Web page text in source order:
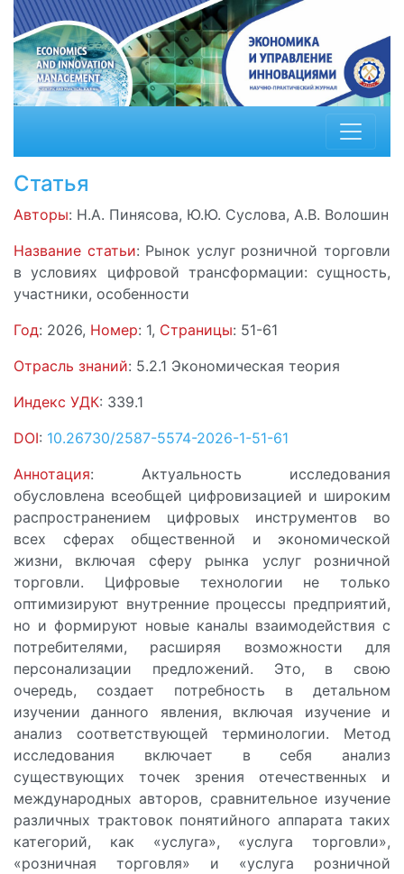
Статья
Авторы: Н.А. Пинясова, Ю.Ю. Суслова, А.В. Волошин
Название статьи: Рынок услуг розничной торговли
в условиях цифровой трансформации: сущность,
участники, особенности
Год: 2026, Номер: 1, Страницы: 51-61
Отрасль знаний: 5.2.1 Экономическая теория
Индекс УДК: 339.1
DOI: 10.26730/2587-5574-2026-1-51-61
Аннотация: Актуальность исследования
обусловлена всеобщей цифровизацией и широким
распространением цифровых инструментов во
всех сферах общественной и экономической
жизни, включая сферу рынка услуг розничной
торговли. Цифровые технологии не только
оптимизируют внутренние процессы предприятий,
но и формируют новые каналы взаимодействия с
потребителями, расширяя возможности для
персонализации предложений. Это, в свою
очередь, создает потребность в детальном
изучении данного явления, включая изучение и
анализ соответствующей терминологии. Метод
исследования включает в себя анализ
существующих точек зрения отечественных и
международных авторов, сравнительное изучение
различных трактовок понятийного аппарата таких
категорий, как «услуга», «услуга торговли»,
«розничная торговля» и «услуга розничной